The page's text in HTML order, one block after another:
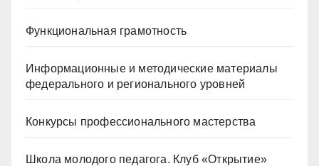
Функциональная грамотность
Информационные и методические материалы
федерального и регионального уровней
Конкурсы профессионального мастерства
Школа молодого педагога. Клуб «Открытие»